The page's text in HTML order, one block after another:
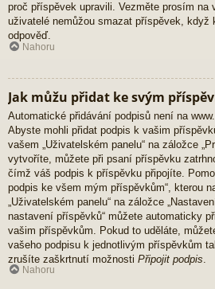
proč příspěvek upravili. Vezměte prosím na
uživatelé nemůžou smazat příspěvek, když
odpověď.
Nahoru
Jak můžu přidat ke svým
Automatické přidávání podpisů není na
Abyste mohli přidat podpis k vašim
vašem „Uživatelském panelu“ na záložce
vytvoříte, můžete při psaní příspěvku
čímž váš podpis k příspěvku připojíte.
podpis ke všem mým příspěvkům“, kterou
„Uživatelském panelu“ na záložce
nastavení příspěvků“ můžete automaticky
vašim příspěvkům. Pokud to uděláte,
vašeho podpisu k jednotlivým příspěvkům
zrušíte zaškrtnutí možnosti Připojit podpis
Nahoru